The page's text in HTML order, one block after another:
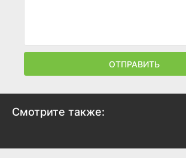
ОТПРАВИТЬ
Смотрите также: